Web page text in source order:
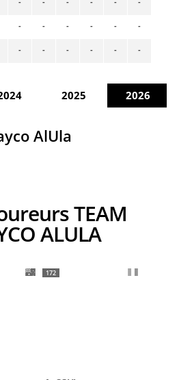
-
-
-
-
-
-
-
-
-
-
-
-
-
-
-
-
-
-
2025 2026
AlUla
ALULA
172